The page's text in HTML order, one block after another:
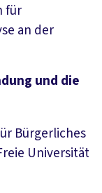
für
an der
und die
Bürgerliches
Universität